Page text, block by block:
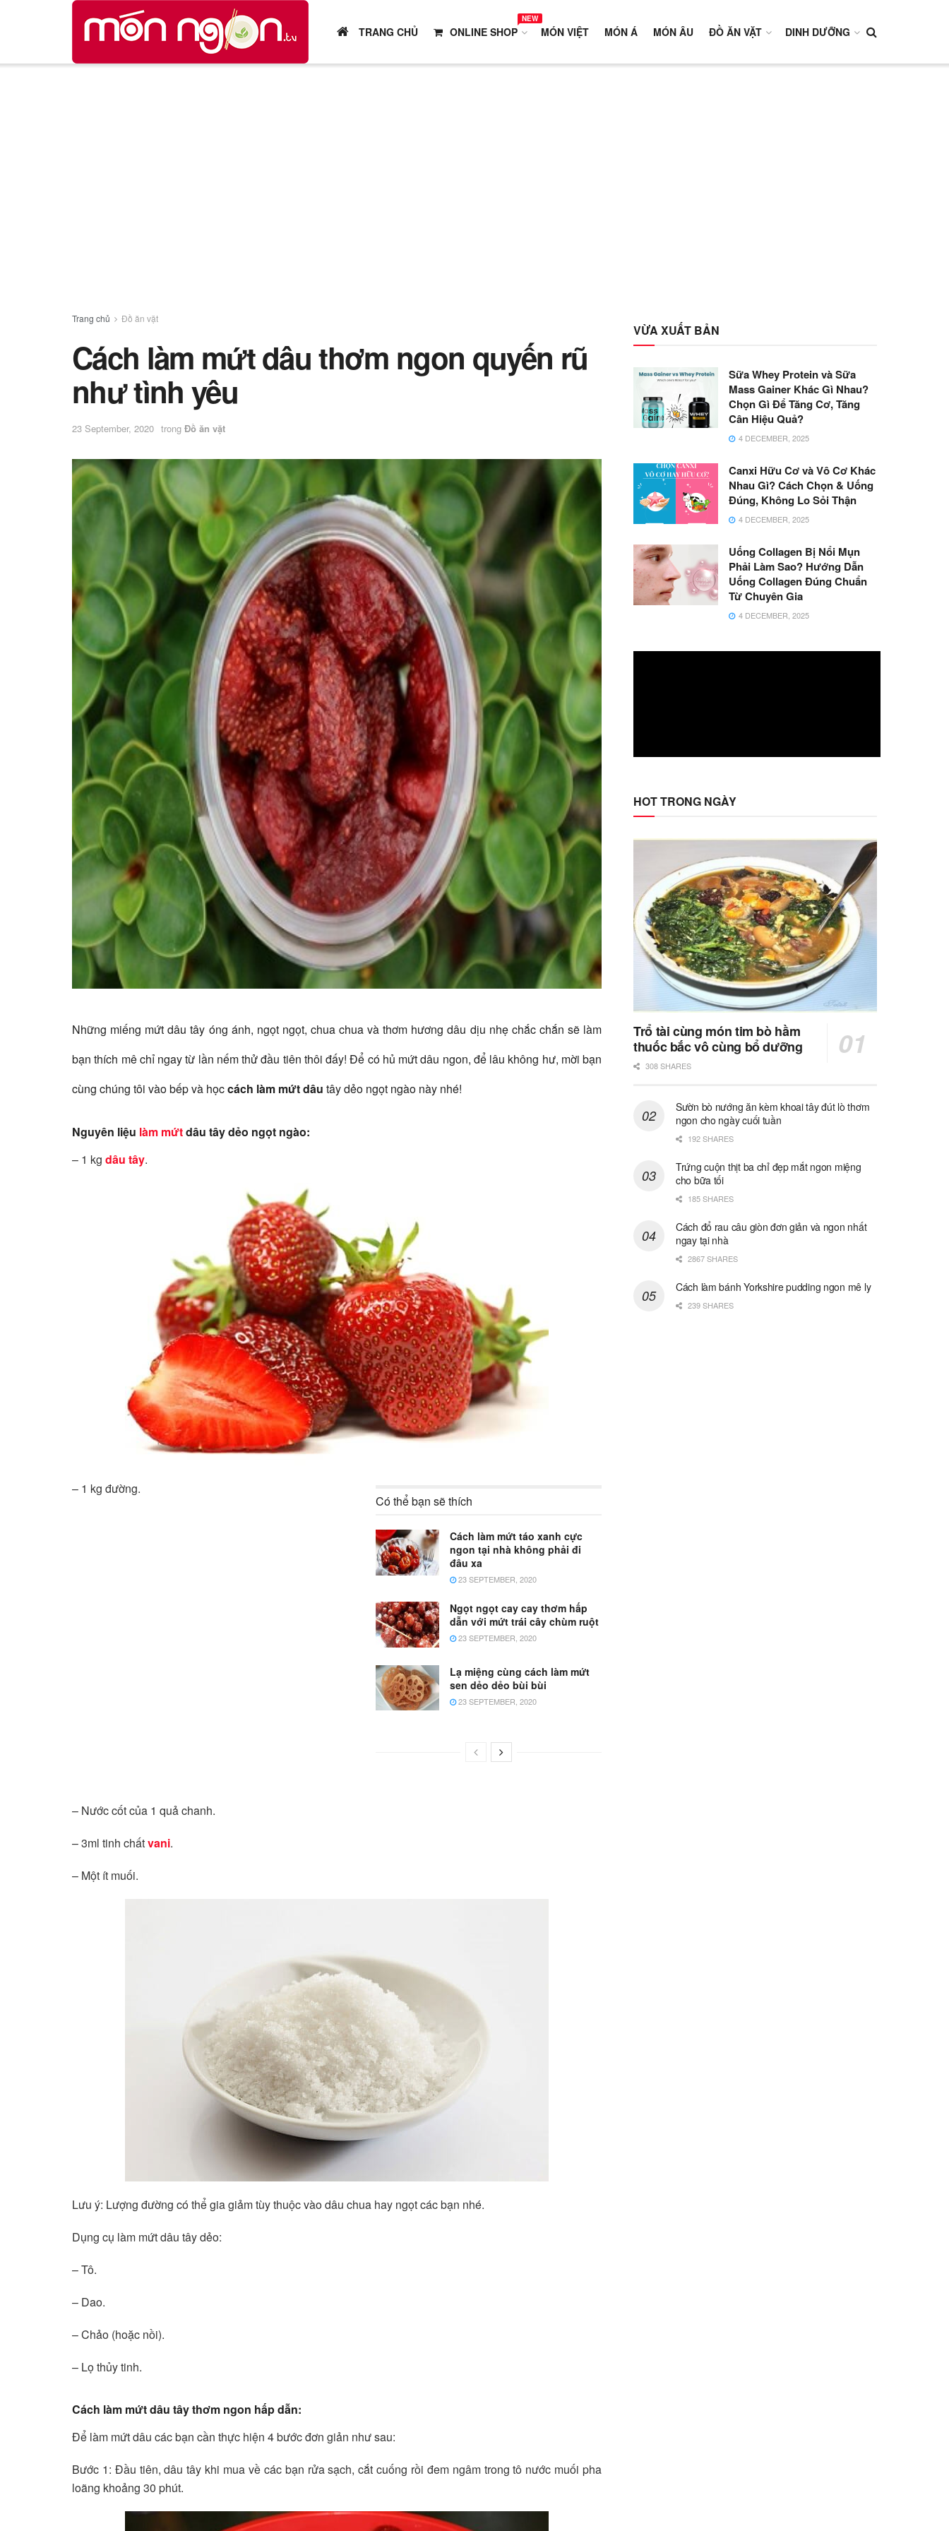
TRANG CHỦ ONLINE SHOP
NEW
MÓN VIỆT MÓN Á MÓN ÂU ĐỒ ĂN VẶT DINH DƯỠNG
Trang chủ Đồ ăn vặt
Cách làm mứt dâu thơm ngon quyến rũ
như tình yêu
23 September, 2020 trong Đồ ăn vặt
Những miếng mứt dâu tây óng ánh, ngọt ngọt, chua chua và thơm hương dâu dịu nhẹ chắc chắn sẽ làm
bạn thích mê chỉ ngay từ lần nếm thử đầu tiên thôi đấy! Để có hủ mứt dâu ngon, để lâu không hư, mời bạn
cùng chúng tôi vào bếp và họccách làm mứt dâu tây dẻo ngọt ngào này nhé!
Nguyên liệu làm mứtdâu tây dẻo ngọt ngào:
– 1 kg dâu tây.
Có thể bạn sẽ thích
Cách làm mứt táo xanh cực
ngon tại nhà không phải đi
đâu xa
23 SEPTEMBER, 2020
Ngọt ngọt cay cay thơm hấp
dẫn với mứt trái cây chùm ruột
23 SEPTEMBER, 2020
Lạ miệng cùng cách làm mứt
sen dẻo dẻo bùi bùi
23 SEPTEMBER, 2020
– 1 kg đường.
– Nước cốt của 1 quả chanh.
– 3ml tinh chấtvani.
– Một ít muối.
Lưu ý: Lượng đường có thể gia giảm tùy thuộc vào dâu chua hay ngọt các bạn nhé.
Dụng cụ làm mứt dâu tây dẻo:
– Tô.
– Dao.
– Chảo (hoặc nồi).
– Lọ thủy tinh.
Cách làm mứt dâu tây thơm ngon hấp dẫn:
Để làm mứt dâu các bạn cần thực hiện 4 bước đơn giản như sau:
Bước 1: Đầu tiên, dâu tây khi mua về các bạn rửa sạch, cắt cuống rồi đem ngâm trong tô nước muối pha
loãng khoảng 30 phút.
VỪA XUẤT BẢN
Sữa Whey Protein và Sữa
Mass Gainer Khác Gì Nhau?
Chọn Gì Để Tăng Cơ, Tăng
Cân Hiệu Quả?
4 DECEMBER, 2025
Canxi Hữu Cơ và Vô Cơ Khác
Nhau Gì? Cách Chọn & Uống
Đúng, Không Lo Sỏi Thận
4 DECEMBER, 2025
Uống Collagen Bị Nổi Mụn
Phải Làm Sao? Hướng Dẫn
Uống Collagen Đúng Chuẩn
Từ Chuyên Gia
4 DECEMBER, 2025
HOT TRONG NGÀY
Trổ tài cùng món tim bò hầm
thuốc bắc vô cùng bổ dưỡng
308 SHARES
Sườn bò nướng ăn kèm khoai tây đút lò thơm
ngon cho ngày cuối tuần
192 SHARES
Trứng cuộn thịt ba chỉ đẹp mắt ngon miệng
cho bữa tối
185 SHARES
Cách đổ rau câu giòn đơn giản và ngon nhất
ngay tại nhà
2867 SHARES
Cách làm bánh Yorkshire pudding ngon mê ly
239 SHARES